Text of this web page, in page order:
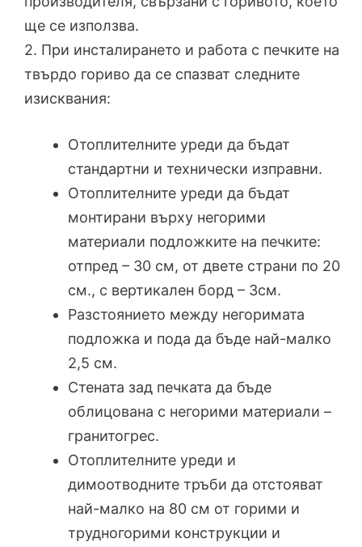
ще се използва.
2. При инсталирането и работа с печките на
твърдо гориво да се спазват следните
изисквания:
Отоплителните уреди да бъдат
стандартни и технически изправни.
Отоплителните уреди да бъдат
монтирани върху негорими
материали подложките на печките:
отпред – 30 см, от двете страни по 20
см., с вертикален борд – 3см.
Разстоянието между негоримата
подложка и пода да бъде най-малко
2,5 см.
Стената зад печката да бъде
облицована с негорими материали –
гранитогрес.
Отоплителните уреди и
димоотводните тръби да отстояват
най-малко на 80 см от горими и
трудногорими конструкции и